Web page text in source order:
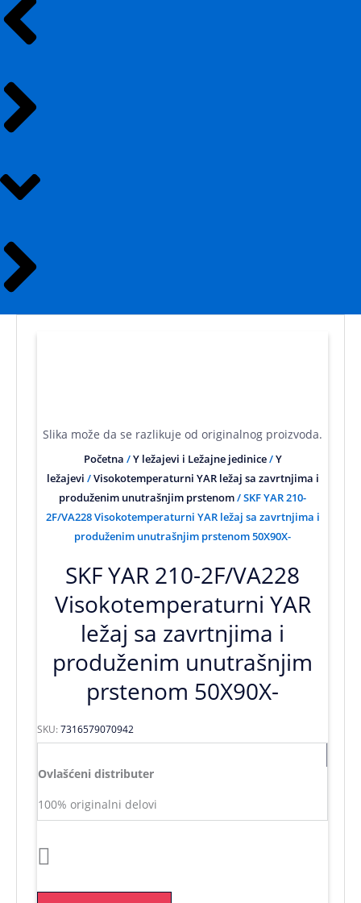
Slika može da se razlikuje od originalnog proizvoda.
Početna /Y ležajevi i Ležajne jedinice/Y
ležajevi /Visokotemperaturni YAR ležaj sa zavrtnjima i
produženim unutrašnjim prstenom/ SKF YAR 210-
2F/VA228 Visokotemperaturni YAR ležaj sa zavrtnjima i
produženim unutrašnjim prstenom 50X90X-
SKF YAR 210-2F/VA228
Visokotemperaturni YAR
ležaj sa zavrtnjima i
produženim unutrašnjim
prstenom 50X90X-
SKU:7316579070942
Ovlašćeni distributer
100% originalni delovi